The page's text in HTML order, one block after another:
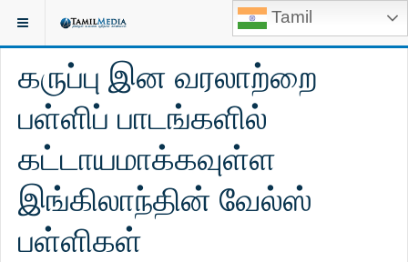
Tamil
இருக்குமிடம்: காணொளி நாளும் நல்ல செய்தி
கருப்பு இன வரலாற்றை
பள்ளிப் பாடங்களில்
கட்டாயமாக்கவுள்ள
இங்கிலாந்தின் வேல்ஸ்
பள்ளிகள்